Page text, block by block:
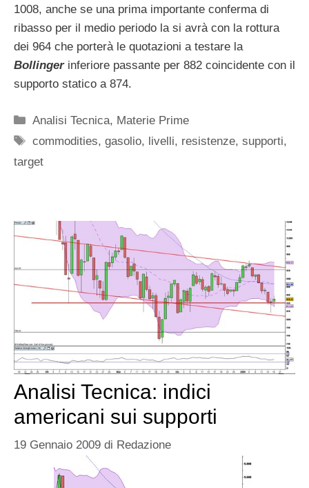
1008, anche se una prima importante conferma di
ribasso per il medio periodo la si avrà con la rottura
dei 964 che porterà le quotazioni a testare la
Bollingerinferiore passante per 882 coincidente con il
supporto statico a 874.
Categorie
Analisi Tecnica, Materie Prime
Tag
commodities,gasolio, livelli, resistenze,supporti,
target
Analisi Tecnica: indici
americani sui supporti
19 Gennaio 2009 di Redazione